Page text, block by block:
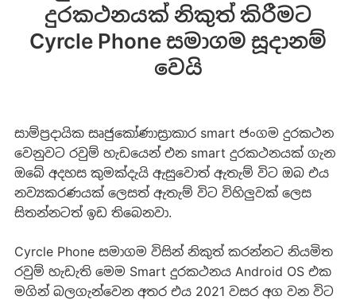
දුරකථනයක් නිකුත් කිරීමට
Cyrcle Phone සමාගම සූදානම්
වෙයි
සාම්ප්‍රදායික සෘජුකෝණාස්‍රාකාර smart ජංගම දුරකථන
වෙනුවට රවුම් හැඩයෙන් එන smart දුරකථනයක් ගැන
ඔබේ අදහස කුමක්දැයි ඇසුවොත් ඇතැම් විට ඔබ එය
නව්‍යකරණයක් ලෙසත් ඇතැම් විට විහිලුවක් ලෙස
සිතන්නටත් ඉඩ තිබෙනවා.
Cyrcle Phone සමාගම විසින් නිකුත් කරන්නට නියමිත
රවුම් හැඩැති මෙම Smart දුරකථනය Android OS එක
මගින් බලගැන්වෙන අතර එය 2021 වසර අග වන විට